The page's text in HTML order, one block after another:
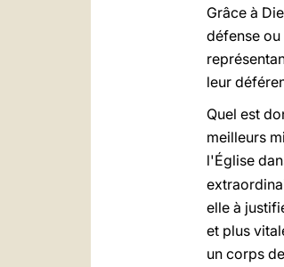
Grâce à
défense
leur
Quel est
meilleurs
l'Église
elle à
et plus
un corps